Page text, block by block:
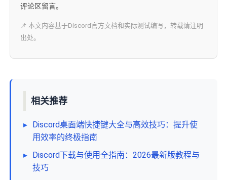
评论区留言。
📌 本文内容基于Discord官方文档和实际测试编写，转载请注明
出处。
相关推荐
▸ Discord桌面端快捷键大全与高效技巧：提升使
用效率的终极指南
▸ Discord下载与使用全指南：2026最新版教程与
技巧